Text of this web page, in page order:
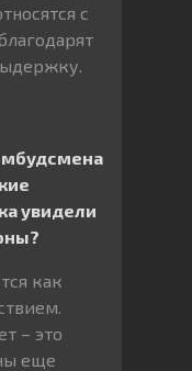
с
увидели
как
– это
еще